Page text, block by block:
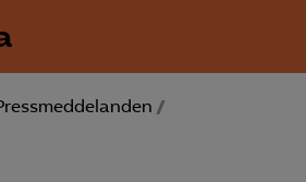
/